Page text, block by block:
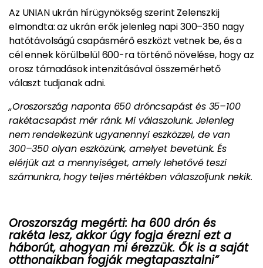
Az UNIAN ukrán hírügynökség szerint Zelenszkij
elmondta: az ukrán erők jelenleg napi 300–350 nagy
hatótávolságú csapásmérő eszközt vetnek be, és a
cél ennek körülbelül 600-ra történő növelése, hogy az
orosz támadások intenzitásával összemérhető
választ tudjanak adni.
„Oroszország naponta 650 dróncsapást és 35–100
rakétacsapást mér ránk. Mi válaszolunk. Jelenleg
nem rendelkezünk ugyanennyi eszközzel, de van
300–350 olyan eszközünk, amelyet bevetünk. És
elérjük azt a mennyiséget, amely lehetővé teszi
számunkra, hogy teljes mértékben válaszoljunk nekik.
Oroszország megérti: ha 600 drón és
rakéta lesz, akkor úgy fogja érezni ezt a
háborút, ahogyan mi érezzük. Ők is a saját
otthonaikban fogják megtapasztalni”